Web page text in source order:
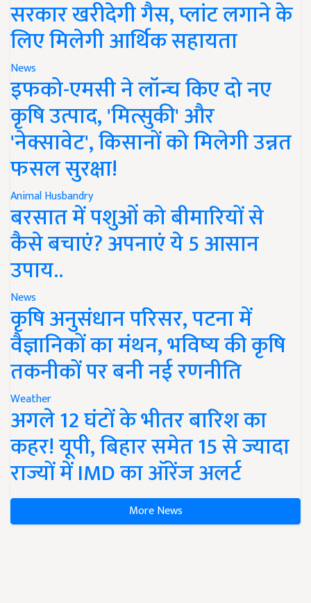
सरकार खरीदेगी गैस, प्लांट लगाने के
लिए मिलेगी आर्थिक सहायता
News
इफको-एमसी ने लॉन्च किए दो नए
कृषि उत्पाद, 'मित्सुकी' और
'नेक्सावेट', किसानों को मिलेगी उन्नत
फसल सुरक्षा!
Animal Husbandry
बरसात में पशुओं को बीमारियों से
कैसे बचाएं? अपनाएं ये 5 आसान
उपाय..
News
कृषि अनुसंधान परिसर, पटना में
वैज्ञानिकों का मंथन, भविष्य की कृषि
तकनीकों पर बनी नई रणनीति
Weather
अगले 12 घंटों के भीतर बारिश का
कहर! यूपी, बिहार समेत 15 से ज्यादा
राज्यों में IMD का ऑरेंज अलर्ट
More News